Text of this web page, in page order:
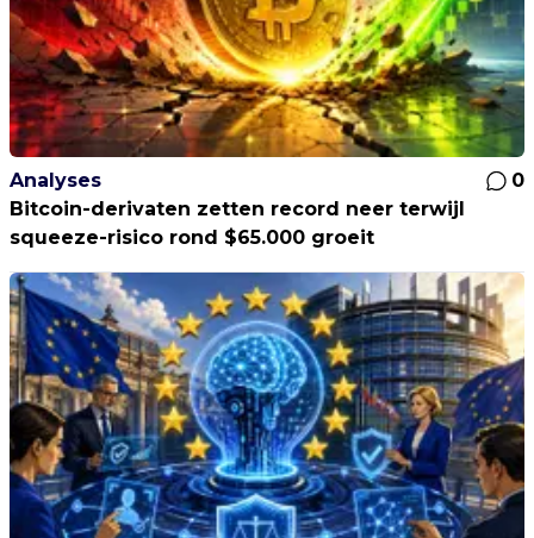
Analyses
0
Bitcoin-derivaten zetten record neer terwijl
squeeze-risico rond $65.000 groeit